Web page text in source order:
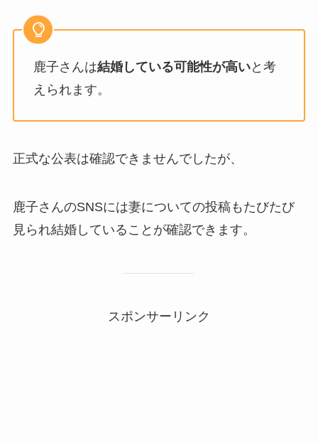
鹿子さんは結婚している可能性が高いと考
えられます。
正式な公表は確認できませんでしたが、
鹿子さんのSNSには妻についての投稿もたびたび
見られ結婚していることが確認できます。
スポンサーリンク